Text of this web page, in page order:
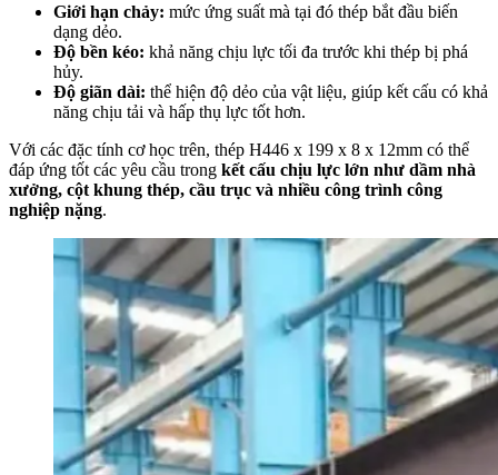
Giới hạn chảy: mức ứng suất mà tại đó thép bắt đầu biến
dạng dẻo.
Độ bền kéo: khả năng chịu lực tối đa trước khi thép bị phá
hủy.
Độ giãn dài: thể hiện độ dẻo của vật liệu, giúp kết cấu có khả
năng chịu tải và hấp thụ lực tốt hơn.
Với các đặc tính cơ học trên, thép H446 x 199 x 8 x 12mm có thể
đáp ứng tốt các yêu cầu trong kết cấu chịu lực lớn như dầm nhà
xưởng, cột khung thép, cầu trục và nhiều công trình công
nghiệp nặng.